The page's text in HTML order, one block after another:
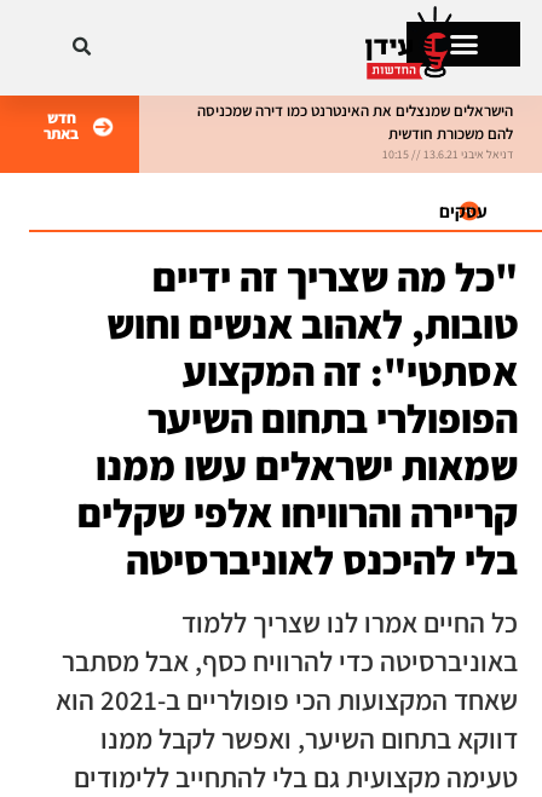
הישראלים שמנצלים את האינטרנט כמו דירה שמכניסה
להם משכורת חודשית
דניאל איבגי 13.6.21 // 10:15
מתקרחים בישראל
חדש
באתר
עסקים
"כל מה שצריך זה ידיים
טובות, לאהוב אנשים וחוש
אסתטי": זה המקצוע
הפופולרי בתחום השיער
שמאות ישראלים עשו ממנו
קריירה והרוויחו אלפי שקלים
בלי להיכנס לאוניברסיטה
כל החיים אמרו לנו שצריך ללמוד
באוניברסיטה כדי להרוויח כסף, אבל מסתבר
שאחד המקצועות הכי פופולריים ב-2021 הוא
דווקא בתחום השיער, ואפשר לקבל ממנו
טעימה מקצועית גם בלי להתחייב ללימודים